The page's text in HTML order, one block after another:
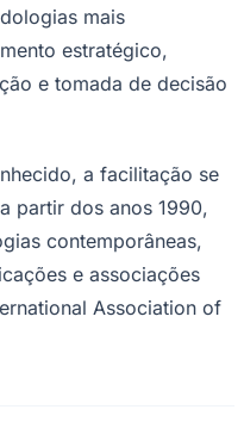
mais
estratégico,
e tomada de decisão
a facilitação se
partir dos anos 1990,
contemporâneas,
e associações
Association of